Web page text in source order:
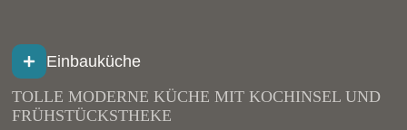
Einbauküche
TOLLE MODERNE KÜCHE MIT KOCHINSEL UND
FRÜHSTÜCKSTHEKE